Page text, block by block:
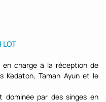
LOT
en charge à la réception de
Kedaton, Taman Ayun et le
par des singes en